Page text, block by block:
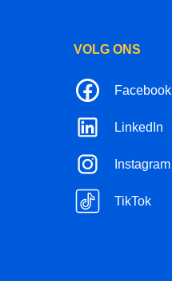
VOLG ONS
Facebook
LinkedIn
Instagram
TikTok